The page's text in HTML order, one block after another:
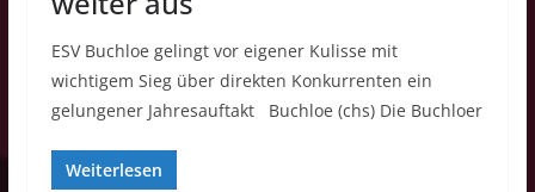
ESV Buchloe gelingt vor eigener Kulisse mit
wichtigem Sieg über direkten Konkurrenten ein
gelungener Jahresauftakt Buchloe (chs) Die Buchloer
Weiterlesen